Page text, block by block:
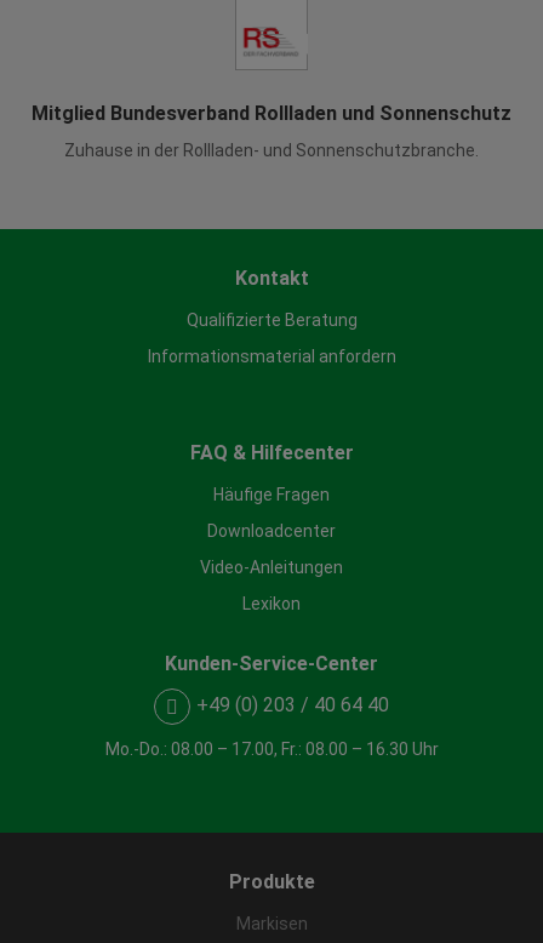
Mitglied Bundesverband Rollladen und Sonnenschutz
Zuhause in der Rollladen- und Sonnenschutzbranche.
Kontakt
Qualifizierte Beratung
Informationsmaterial anfordern
FAQ & Hilfecenter
Häufige Fragen
Downloadcenter
Video-Anleitungen
Lexikon
Kunden-Service-Center
+49 (0) 203 / 40 64 40
Mo.-Do.: 08.00 – 17.00, Fr.: 08.00 – 16.30 Uhr
Produkte
Markisen